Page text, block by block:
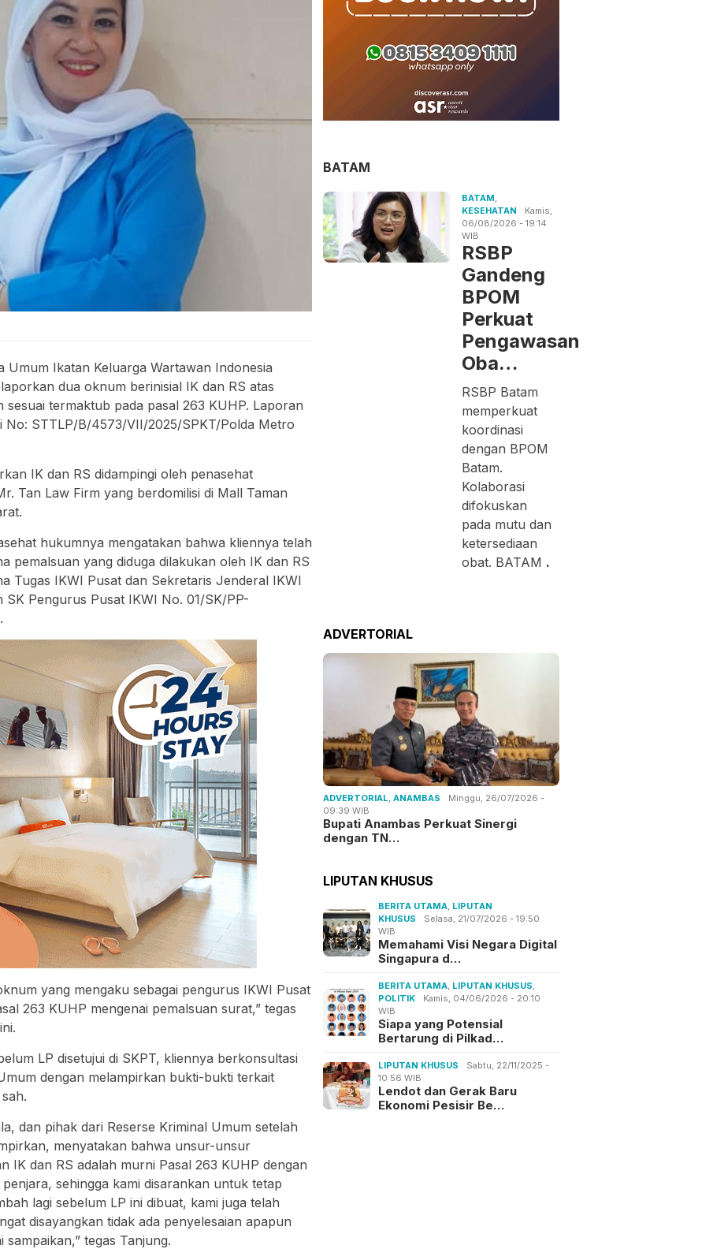
Umum Ikatan Keluarga Wartawan Indonesia
dua oknum berinisial IK dan RS atas
sesuai termaktub pada pasal 263 KUHP. Laporan
No: STTLP/B/4573/VII/2025/SPKT/Polda Metro
IK dan RS didampingi oleh penasehat
Tan Law Firm yang berdomilisi di Mall Taman
hukumnya mengatakan bahwa kliennya telah
pemalsuan yang diduga dilakukan oleh IK dan RS
Tugas IKWI Pusat dan Sekretaris Jenderal IKWI
Pengurus Pusat IKWI No. 01/SK/PP-
yang mengaku sebagai pengurus IKWI Pusat
263 KUHP mengenai pemalsuan surat,” tegas
LP disetujui di SKPT, kliennya berkonsultasi
dengan melampirkan bukti-bukti terkait
dan pihak dari Reserse Kriminal Umum setelah
menyatakan bahwa unsur-unsur
IK dan RS adalah murni Pasal 263 KUHP dengan
sehingga kami disarankan untuk tetap
lagi sebelum LP ini dibuat, kami juga telah
disayangkan tidak ada penyelesaian apapun
tegas Tanjung.
BATAM
BATAM
KESEHATAN
Kamis,
06/08/2026 - 19:14
WIB
RSBP
Gandeng
BPOM
Perkuat
Pengawasan
Oba…
RSBP Batam
memperkuat
koordinasi
dengan BPOM
Batam.
Kolaborasi
difokuskan
pada mutu dan
ketersediaan
obat. BATAM .
ADVERTORIAL
ADVERTORIAL,ANAMBAS
Minggu, 26/07/2026 -
09:39 WIB
Bupati Anambas Perkuat Sinergi
dengan TN…
LIPUTAN KHUSUS
BERITA UTAMA, LIPUTAN
KHUSUS
Selasa, 21/07/2026 - 19:50
WIB
Memahami Visi Negara Digital
Singapura d…
BERITA UTAMA, LIPUTAN KHUSUS,
POLITIK
Kamis, 04/06/2026 - 20:10
WIB
Siapa yang Potensial
Bertarung di Pilkad…
LIPUTAN KHUSUS
Sabtu, 22/11/2025 -
10:56 WIB
Lendot dan Gerak Baru
Ekonomi Pesisir Be…